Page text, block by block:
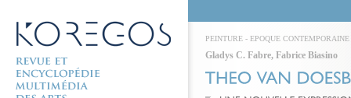
PEINTURE - EPOQUE CONTEMPORAINE
Gladys C. Fabre, Fabrice Biasino